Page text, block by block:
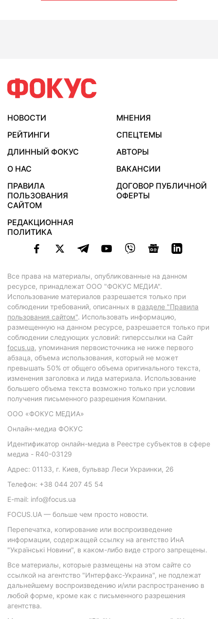
НОВОСТИ
МНЕНИЯ
РЕЙТИНГИ
СПЕЦТЕМЫ
ДЛИННЫЙ ФОКУС
АВТОРЫ
О НАС
ВАКАНСИИ
ПРАВИЛА
ПОЛЬЗОВАНИЯ
САЙТОМ
ДОГОВОР ПУБЛИЧНОЙ
ОФЕРТЫ
РЕДАКЦИОННАЯ
ПОЛИТИКА
Все права на материалы, опубликованные на данном
ресурсе, принадлежат ООО "ФОКУС МЕДИА".
Использование материалов разрешается только при
соблюдении требований, описанных в разделе "Правила
пользования сайтом". Использовать информацию,
размещенную на данном ресурсе, разрешается только при
соблюдении следующих условий: гиперссылки на Сайт
focus.ua, упоминания первоисточника не ниже первого
абзаца, объема использования, который не может
превышать 50% от общего объема оригинального текста,
изменения заголовка и лида материала. Использование
большего объема текста возможно только при условии
получения письменного разрешения Компании.
ООО «ФОКУС МЕДИА»
Онлайн-медиа ФОКУС
Идентификатор онлайн-медиа в Реестре субъектов в сфере
медиа - R40-03129
Адрес: 01133, г. Киев, бульвар Леси Украинки, 26
Телефон: +38 044 207 45 54
E-mail: info@focus.ua
FOCUS.UA — больше чем просто новости.
Перепечатка, копирование или воспроизведение
информации, содержащей ссылку на агентство ИнА
"Українські Новини", в каком-либо виде строго запрещены.
Все материалы, которые размещены на этом сайте со
ссылкой на агентство "Интерфакс-Украина", не подлежат
дальнейшему воспроизведению и/или распространению в
любой форме, кроме как с письменного разрешения
агентства.